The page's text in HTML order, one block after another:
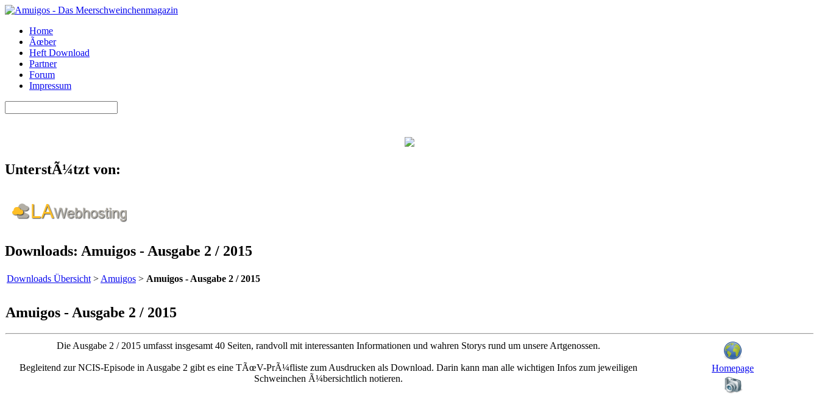
Home
Ãœber
Heft Download
Partner
Forum
Impressum
UnterstÃ¼tzt von:
Downloads: Amuigos - Ausgabe 2 / 2015
Downloads Übersicht > Amuigos > Amuigos - Ausgabe 2 / 2015
Amuigos - Ausgabe 2 / 2015
Die Ausgabe 2 / 2015 umfasst insgesamt 40 Seiten, randvoll mit interessanten Informationen und wahren Storys rund um unsere Artgenossen.
Begleitend zur NCIS-Episode in Ausgabe 2 gibt es eine TÃœV-PrÃ¼fliste zum Ausdrucken als Download. Darin kann man alle wichtigen Infos zum jeweiligen
Schweinchen Ã¼bersichtlich notieren.
Homepage